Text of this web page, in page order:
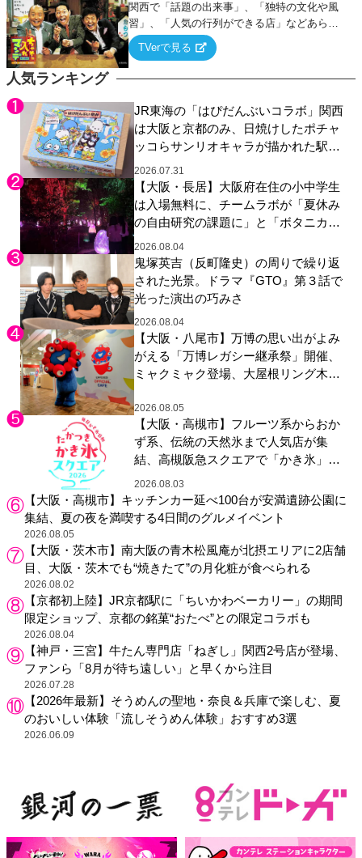
人気ランキング
JR東海の「はぴだんぶいコラボ」関西
は大阪と京都のみ、日焼けしたポチャ
ッコらサンリオキャラが描かれた駅弁
やグッズが登場
2026.07.31
【大阪・長居】大阪府在住の小中学生
は入場無料に、チームラボが「夏休み
の自由研究の課題に」と「ボタニカル
ガーデン 大阪」へ招待
2026.08.04
鬼塚英吉（反町隆史）の周りで繰り返
された光景。ドラマ『GTO』第３話で
光った演出の巧みさ
2026.08.04
【大阪・八尾市】万博の思い出がよみ
がえる「万博レガシー継承祭」開催、
ミャクミャク登場、大屋根リング木材
展示も
2026.08.05
【大阪・高槻市】フルーツ系からおか
ず系、伝統の天然氷まで人気店が集
結、高槻阪急スクエアで「かき氷」祭
り
2026.08.03
【大阪・高槻市】キッチンカー延べ100台が安満遺跡公園に
集結、夏の夜を満喫する4日間のグルメイベント
2026.08.05
【大阪・茨木市】南大阪の青木松風庵が北摂エリアに2店舗
目、大阪・茨木でも“焼きたて”の月化粧が食べられる
2026.08.02
【京都初上陸】JR京都駅に「ちいかわベーカリー」の期間
限定ショップ、京都の銘菓“おたべ”との限定コラボも
2026.08.04
【神戸・三宮】牛たん専門店「ねぎし」関西2号店が登場、
ファンら「8月が待ち遠しい」と早くから注目
2026.07.28
【2026年最新】そうめんの聖地・奈良＆兵庫で楽しむ、夏
のおいしい体験「流しそうめん体験」おすすめ3選
2026.06.09
関西で「話題の出来事」、「独特の文化や風
習」、「人気の行列ができる店」などあらゆ
るテーマについて好き放題にちゃちゃを入れ
ていく関西色を前面に押し出したトークバラ
TVerで見る